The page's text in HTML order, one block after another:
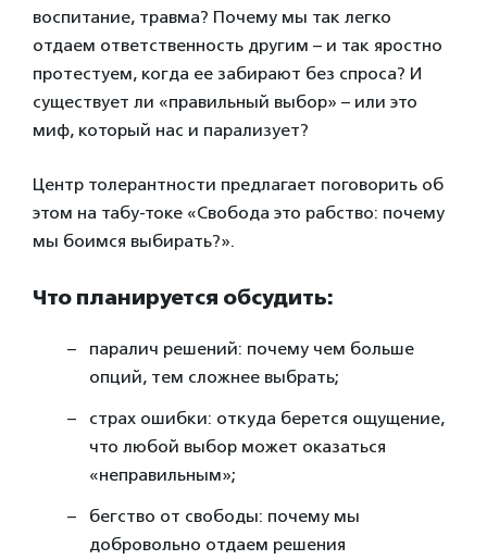
воспитание, травма? Почему мы так легко
отдаем ответственность другим – и так яростно
протестуем, когда ее забирают без спроса? И
существует ли «правильный выбор» – или это
миф, который нас и парализует?
Центр толерантности предлагает поговорить об
этом на табу-токе «Свобода это рабство: почему
мы боимся выбирать?».
Что планируется обсудить:
паралич решений: почему чем больше
опций, тем сложнее выбрать;
страх ошибки: откуда берется ощущение,
что любой выбор может оказаться
«неправильным»;
бегство от свободы: почему мы
добровольно отдаем решения